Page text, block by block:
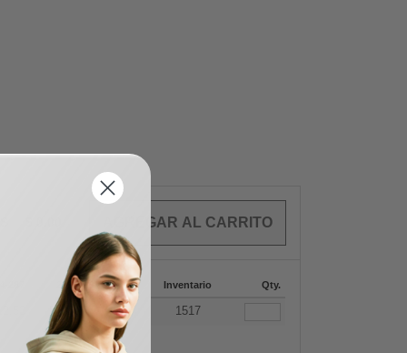
288 + Mas Inventario Qty.
$12.29 + 1517